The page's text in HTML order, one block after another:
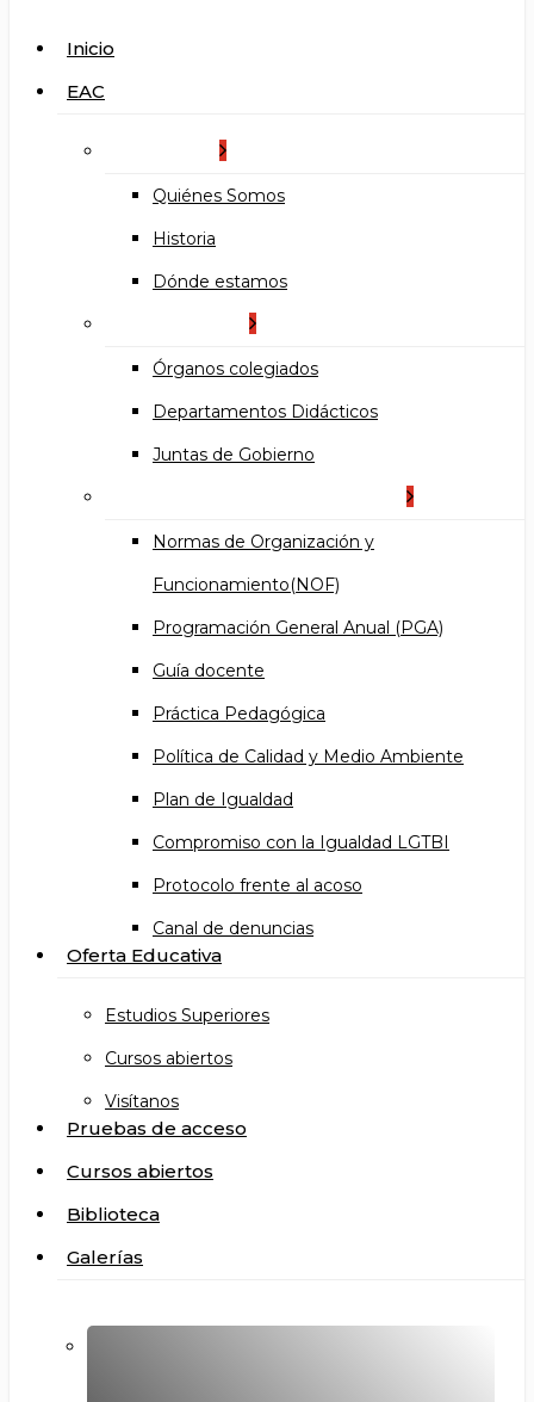
search
Menu
Inicio
EAC
Quiénes Somos
Historia
Dónde estamos
Órganos colegiados
Departamentos Didácticos
Juntas de Gobierno
Normas de Organización y
Funcionamiento(NOF)
Programación General Anual (PGA)
Guía docente
Práctica Pedagógica
Política de Calidad y Medio Ambiente
Plan de Igualdad
Compromiso con la Igualdad LGTBI
Protocolo frente al acoso
Canal de denuncias
Oferta Educativa
Estudios Superiores
Cursos abiertos
Visítanos
Pruebas de acceso
Cursos abiertos
Biblioteca
Galerías